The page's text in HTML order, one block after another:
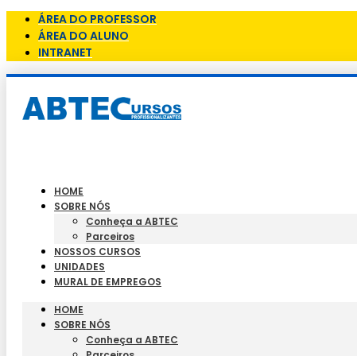
ÁREA DO PROFESSOR
ÁREA DO ALUNO
INTRANET
HOME
SOBRE NÓS
Conheça a ABTEC
Parceiros
NOSSOS CURSOS
UNIDADES
MURAL DE EMPREGOS
HOME
SOBRE NÓS
Conheça a ABTEC